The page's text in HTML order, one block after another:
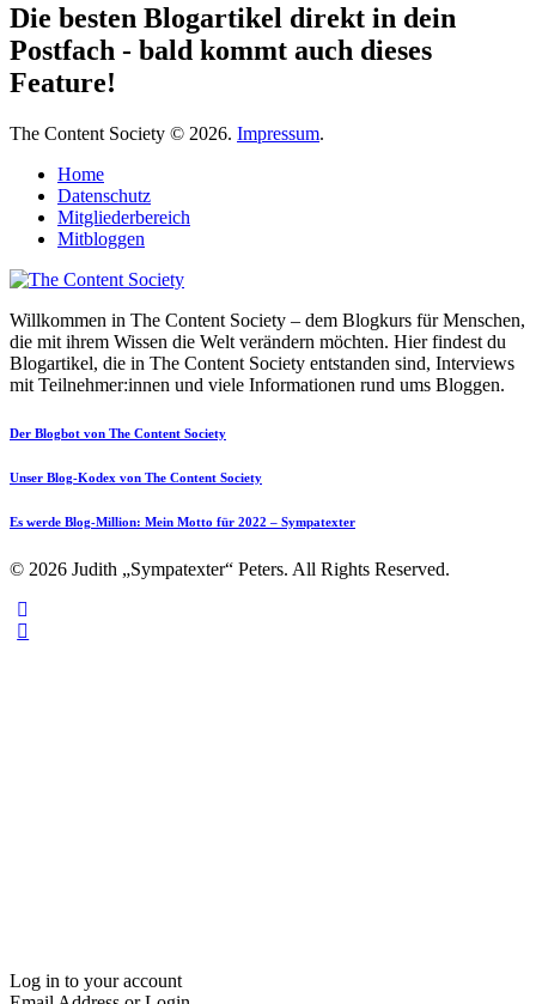
Die besten Blogartikel direkt in dein
Postfach - bald kommt auch dieses
Feature!
The Content Society © 2026. Impressum.
Home
Datenschutz
Mitgliederbereich
Mitbloggen
Willkommen in The Content Society – dem Blogkurs für Menschen,
die mit ihrem Wissen die Welt verändern möchten. Hier findest du
Blogartikel, die in The Content Society entstanden sind, Interviews
mit Teilnehmer:innen und viele Informationen rund ums Bloggen.
Der Blogbot von The Content Society
Unser Blog-Kodex von The Content Society
Es werde Blog-Million: Mein Motto für 2022 – Sympatexter
© 2026 Judith „Sympatexter“ Peters. All Rights Reserved.
Log in to your account